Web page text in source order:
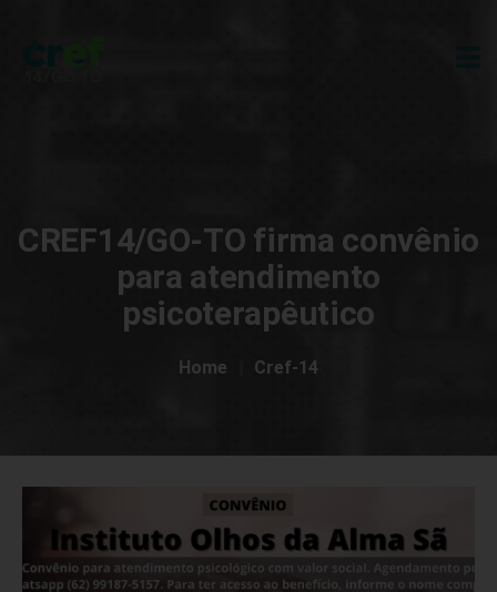
CREF14/GO-TO firma convênio
para atendimento
psicoterapêutico
Home Cref-14